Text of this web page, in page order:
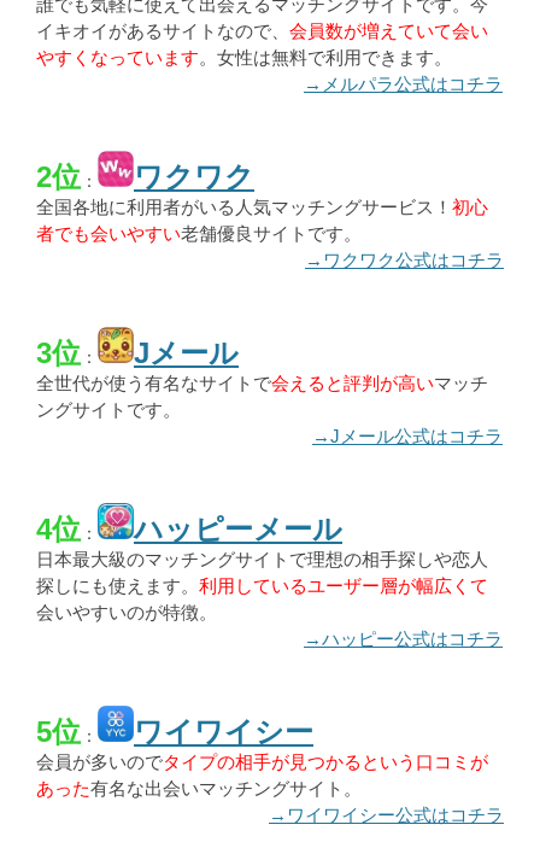
誰でも気軽に使えて出会えるマッチングサイトです。今
イキオイがあるサイトなので、 会員数が増えていて会い
やすくなっています。女性は無料で利用できます。
→メルパラ公式はコチラ
2位 ： ワクワク
全国各地に利用者がいる人気マッチングサービス！ 初心
者でも会いやすい老舗優良サイトです。
→ワクワク公式はコチラ
3位 ： Jメール
全世代が使う有名なサイトで会えると評判が高いマッチ
ングサイトです。
→Jメール公式はコチラ
4位 ： ハッピーメール
日本最大級のマッチングサイトで理想の相手探しや恋人
探しにも使えます。 利用しているユーザー層が幅広くて
会いやすいのが特徴。
→ハッピー公式はコチラ
5位 ： ワイワイシー
会員が多いのでタイプの相手が見つかるという口コミが
あった有名な出会いマッチングサイト。
→ワイワイシー公式はコチラ